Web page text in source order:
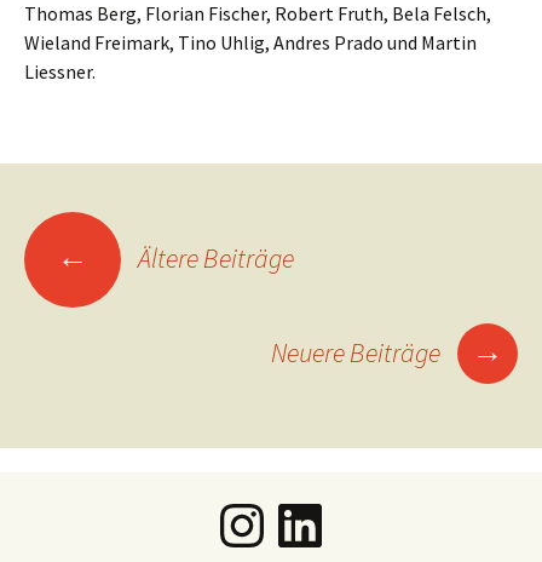
Tho­mas Berg, Flo­ri­an Fischer, Robert Fruth, Bela Felsch,
Wie­land Frei­mark, Tino Uhl­ig, And­res Pra­do und Mar­tin
Liessner.
Beitragsnavigation
← Ältere Beiträge
Neuere Beiträge →
Instagram
LinkedIn